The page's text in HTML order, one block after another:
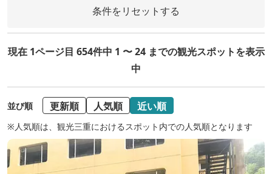
条件をリセットする
現在 1ページ目 654件中 1 〜 24 までの観光スポットを表示
中
並び順 更新順 人気順 近い順
※人気順は、観光三重におけるスポット内での人気順となります